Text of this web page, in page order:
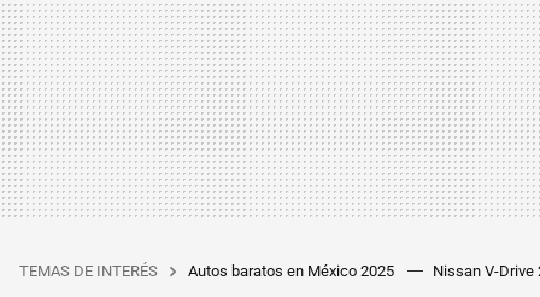
TEMAS DE INTERÉS Autos baratos en México 2025 Nissan V-Drive